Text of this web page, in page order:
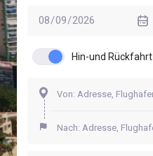
Hin-und Rückfahrt